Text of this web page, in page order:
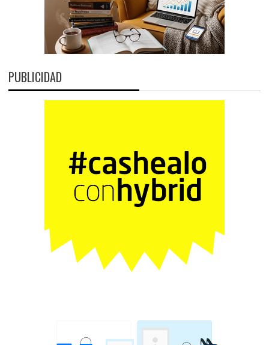
PUBLICIDAD